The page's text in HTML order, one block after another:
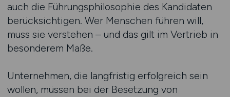
auch die Führungsphilosophie des Kandidaten
berücksichtigen. Wer Menschen führen will,
muss sie verstehen – und das gilt im Vertrieb in
besonderem Maße.
Unternehmen, die langfristig erfolgreich sein
wollen, müssen bei der Besetzung von